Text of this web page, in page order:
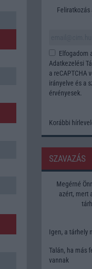
Elfogadom
Adatkezelési
a reCAPTCHA
irányelve és a
érvényesek.
Korábbi
SZAVAZÁS
Megérné
azért, mert
Igen, a tárhely
Talán, ha más
vannak